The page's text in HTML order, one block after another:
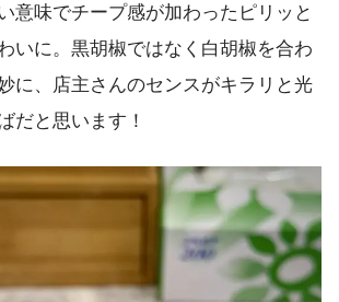
意味でチープ感が加わったピリッと
いに。黒胡椒ではなく白胡椒を合わ
に、店主さんのセンスがキラリと光
だと思います！